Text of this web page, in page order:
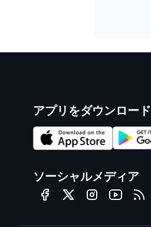
アプリをダウンロード
ソーシャルメディア